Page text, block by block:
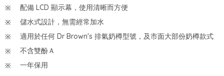
配備 LCD 顯示幕，使用清晰而方便
儲水式設計，無需經常加水
適用於任何 Dr Brown's 排氣奶樽型號，及市面大部份奶樽款式
不含雙酚Ａ
一年保用